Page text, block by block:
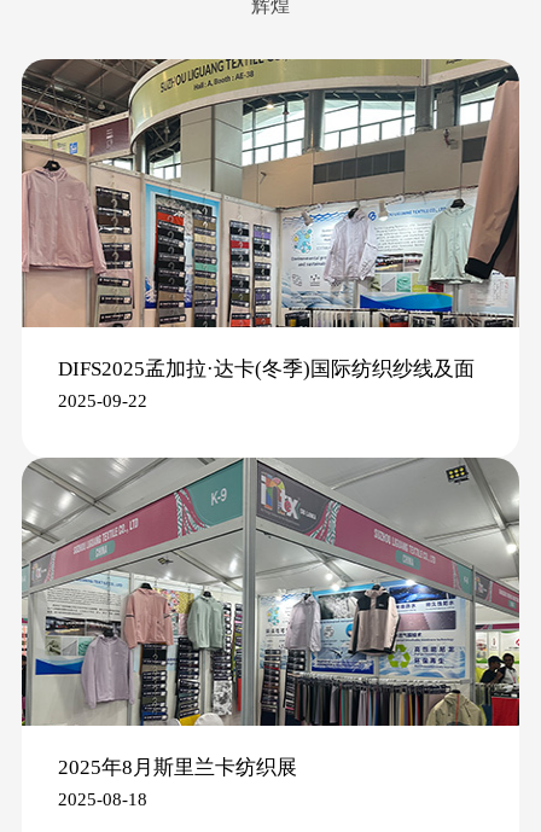
辉煌
DIFS2025孟加拉·达卡(冬季)国际纺织纱线及面
辅料展
2025-09-22
2025年8月斯里兰卡纺织展
2025-08-18